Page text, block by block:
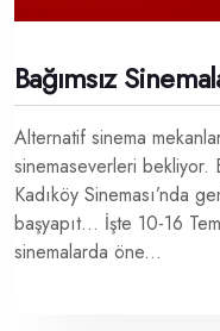
Bağımsız
Alternatif sinema
sinemaseverleri bekliyor.
Kadıköy Sineması’nda
başyapıt… İşte 10-16
sinemalarda öne...